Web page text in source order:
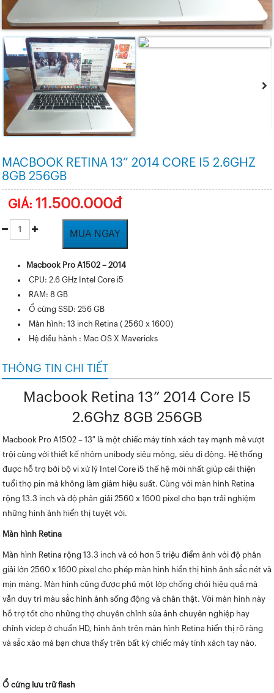
MACBOOK RETINA 13” 2014 CORE I5 2.6GHZ
8GB 256GB
GIÁ: 11.500.000đ
MUA NGAY
Macbook Pro A1502 – 2014
CPU: 2.6 GHz Intel Core i5
RAM: 8 GB
Ổ cứng SSD: 256 GB
Màn hình: 13 inch Retina ( 2560 x 1600)
Hệ điều hành : Mac OS X Mavericks
THÔNG TIN CHI TIẾT
Macbook Retina 13” 2014 Core I5
2.6Ghz 8GB 256GB
Macbook Pro A1502 – 13″ là một chiếc máy tính xách tay mạnh mẽ vượt
trội cùng với thiết kế nhôm unibody siêu mỏng, siêu di động. Hệ thống
được hỗ trợ bởi bộ vi xử lý Intel Core i5 thế hệ mới nhất giúp cải thiện
tuổi thọ pin mà không làm giảm hiệu suất. Cùng với màn hình Retina
rộng 13.3 inch và độ phân giải 2560 x 1600 pixel cho bạn trải nghiệm
những hình ảnh hiển thị tuyệt vời.
Màn hình Retina
Màn hình Retina rộng 13.3 inch và có hơn 5 triệu điểm ảnh với độ phân
giải lớn 2560 x 1600 pixel cho phép màn hình hiển thị hình ảnh sắc nét và
mịn màng. Màn hình cũng được phủ một lớp chống chói hiệu quả mà
vẫn duy trì màu sắc hình ảnh sống động và chân thật. Với màn hình này
hỗ trợ tốt cho những thợ chuyên chỉnh sửa ảnh chuyên nghiệp hay
chỉnh videp ở chuẩn HD, hình ảnh trên màn hình Retina hiển thị rõ ràng
và sắc xảo mà bạn chưa thấy trên bất kỳ chiếc máy tính xách tay nào.
Ổ cứng lưu trữ flash